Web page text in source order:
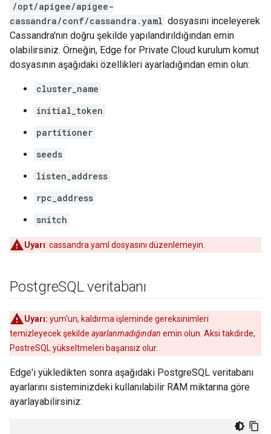
/opt/apigee/apigee-
cassandra/conf/cassandra.yaml dosyasını inceleyerek
Cassandra'nın doğru şekilde yapılandırıldığından emin
olabilirsiniz. Örneğin, Edge for Private Cloud kurulum komut
dosyasının aşağıdaki özellikleri ayarladığından emin olun:
cluster_name
initial_token
partitioner
seeds
listen_address
rpc_address
snitch
Uyarı: cassandra.yaml dosyasını düzenlemeyin.
PostgreSQL veritabanı
Uyarı: yum'un, kaldırma işleminde gereksinimleri
temizleyecek şekilde ayarlanmadığından emin olun. Aksi takdirde,
PostreSQL yükseltmeleri başarısız olur.
Edge'i yükledikten sonra aşağıdaki PostgreSQL veritabanı
ayarlarını sisteminizdeki kullanılabilir RAM miktarına göre
ayarlayabilirsiniz: